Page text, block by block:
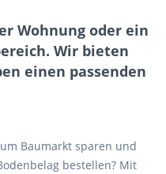
Wohnung oder ein
Wir bieten
einen passenden
Baumarkt sparen und
bestellen? Mit